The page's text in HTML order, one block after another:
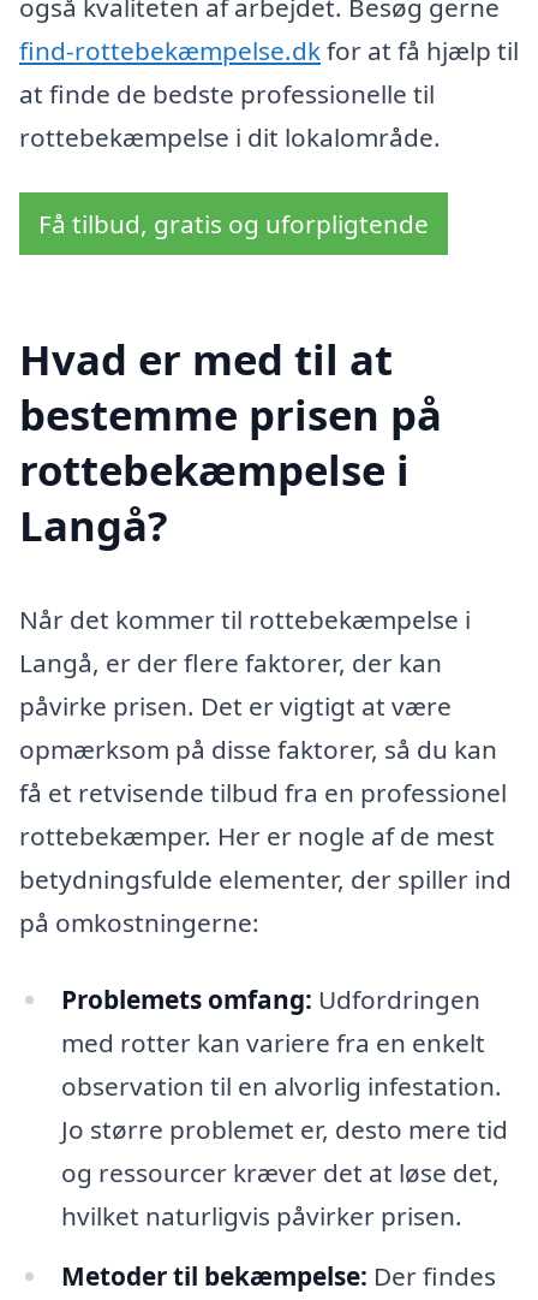
også kvaliteten af arbejdet. Besøg gerne
find-rottebekæmpelse.dkfor at få hjælp til
at finde de bedste professionelle til
rottebekæmpelse i dit lokalområde.
Få tilbud, gratis og uforpligtende
Hvad er med til at
bestemme prisen på
rottebekæmpelse i
Langå?
Når det kommer til rottebekæmpelse i
Langå, er der flere faktorer, der kan
påvirke prisen. Det er vigtigt at være
opmærksom på disse faktorer, så du kan
få et retvisende tilbud fra en professionel
rottebekæmper. Her er nogle af de mest
betydningsfulde elementer, der spiller ind
på omkostningerne:
Problemets omfang: Udfordringen
med rotter kan variere fra en enkelt
observation til en alvorlig infestation.
Jo større problemet er, desto mere tid
og ressourcer kræver det at løse det,
hvilket naturligvis påvirker prisen.
Metoder til bekæmpelse: Der findes